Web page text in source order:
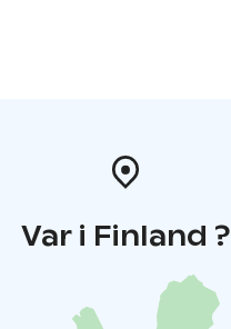
Var i Finland ?